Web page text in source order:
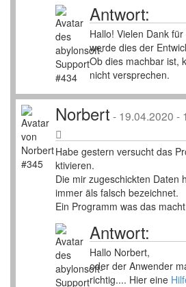
Antwort:
Hallo! Vielen Dank
werde dies der
Ob dies machbar ist,
nicht versprechen.
Norbert - 19.04.2020 -
Habe gestern versucht das
ktivieren.
Die mir zugeschickten Daten
immer äls falsch bezeichnet.
Ein Programm was das
Antwort:
Hallo Norbert,
oder der Anwender
richtig.... Hier eine